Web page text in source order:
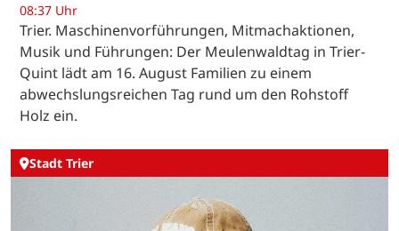
08:37 Uhr
Trier. Maschinenvorführungen, Mitmachaktionen,
Musik und Führungen: Der Meulenwaldtag in Trier-
Quint lädt am 16. August Familien zu einem
abwechslungsreichen Tag rund um den Rohstoff
Holz ein.
Stadt Trier